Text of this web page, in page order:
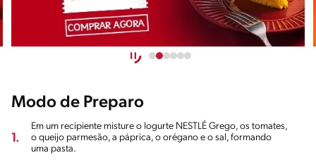
Modo de Preparo
1.
Em um recipiente misture o Iogurte NESTLÉ Grego, os tomates,
o queijo parmesão, a páprica, o orégano e o sal, formando
uma pasta.